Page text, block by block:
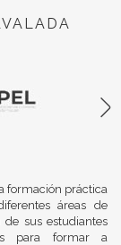
formación práctica
áreas de
de sus estudiantes
para formar a